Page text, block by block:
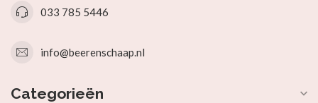
033 785 5446
info@beerenschaap.nl
Categorieën